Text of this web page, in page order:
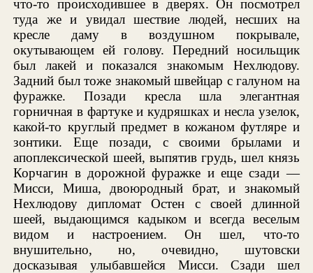
что-то происходившее в дверях. Он посмотрел
туда же и увидал шествие людей, несших на
кресле даму в воздушном покрывале,
окутывающем ей голову. Передний носильщик
был лакей и показался знакомым Нехлюдову.
Задний был тоже знакомый швейцар с галуном на
фуражке. Позади кресла шла элегантная
горничная в фартуке и кудряшках и несла узелок,
какой-то круглый предмет в кожаном футляре и
зонтики. Еще позади, с своими брылами и
апоплексической шеей, выпятив грудь, шел князь
Корчагин в дорожной фуражке и еще сзади —
Мисси, Миша, двоюродный брат, и знакомый
Нехлюдову дипломат Остен с своей длинной
шеей, выдающимся кадыком и всегда веселым
видом и настроением. Он шел, что-то
внушительно, но, очевидно, шутовски
досказывая улыбавшейся Мисси. Сзади шел